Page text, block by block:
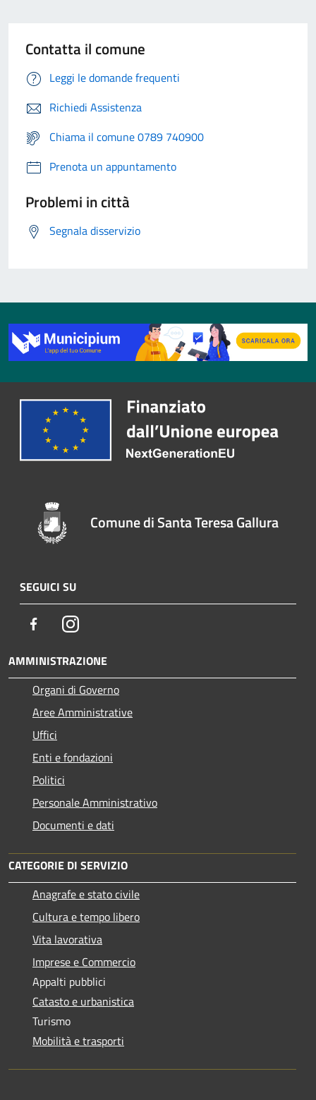
Contatta il comune
Leggi le domande frequenti
Richiedi Assistenza
Chiama il comune 0789 740900
Prenota un appuntamento
Problemi in città
Segnala disservizio
Comune di Santa Teresa Gallura
SEGUICI SU
FacebookInstagram
AMMINISTRAZIONE
Organi di Governo
Aree Amministrative
Uffici
Enti e fondazioni
Politici
Personale Amministrativo
Documenti e dati
CATEGORIE DI SERVIZIO
Anagrafe e stato civile
Cultura e tempo libero
Vita lavorativa
Imprese e Commercio
Appalti pubblici
Catasto e urbanistica
Turismo
Mobilità e trasporti